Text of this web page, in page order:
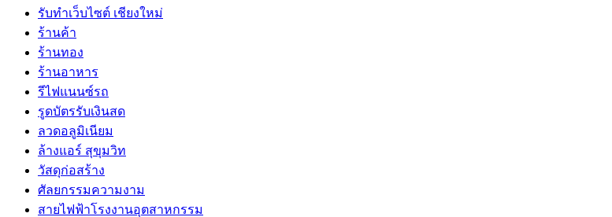
รับทำเว็บไซต์ เชียงใหม่
ร้านค้า
ร้านทอง
ร้านอาหาร
รีไฟแนนซ์รถ
รูดบัตรรับเงินสด
ลวดอลูมิเนียม
ล้างแอร์ สุขุมวิท
วัสดุก่อสร้าง
ศัลยกรรมความงาม
สายไฟฟ้าโรงงานอุตสาหกรรม